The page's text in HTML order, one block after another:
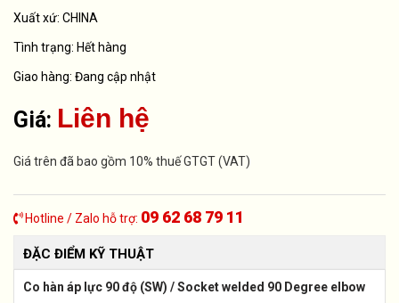
Xuất xứ: CHINA
Tình trạng: Hết hàng
Giao hàng: Đang cập nhật
Giá: Liên hệ
Giá trên đã bao gồm 10% thuế GTGT (VAT)
Hotline / Zalo hỗ trợ: 09 62 68 79 11
ĐẶC ĐIỂM KỸ THUẬT
Co hàn áp lực 90 độ (SW) / Socket welded 90 Degree elbow